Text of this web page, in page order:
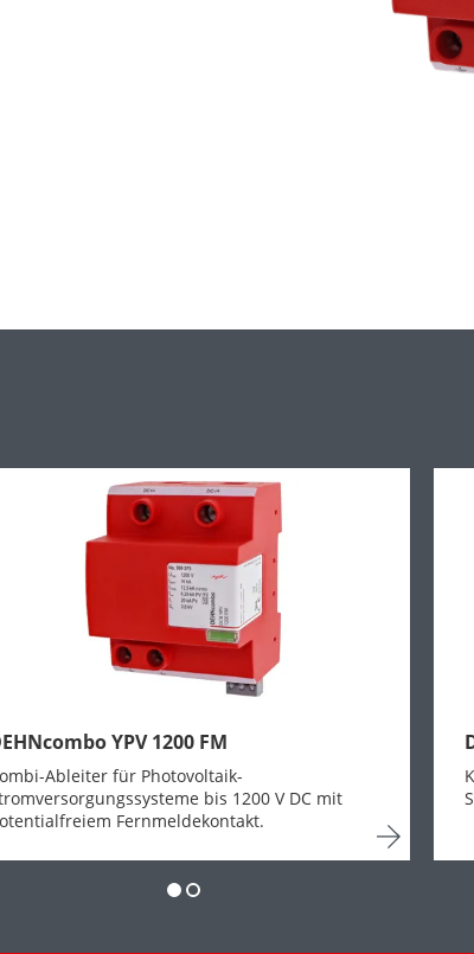
YPV 1200 FM
Ableiter für Photovoltaik-
bis 1200 V DC mit
Fernmeldekontakt.